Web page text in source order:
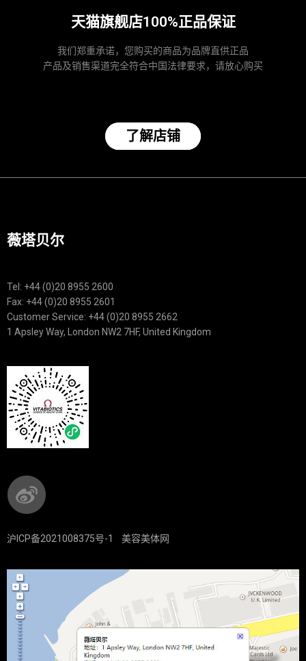
天猫旗舰店100%正品保证
我们郑重承诺，您购买的商品为品牌直供正品
产品及销售渠道完全符合中国法律要求，请放心购买
了解店铺
薇塔贝尔
Tel: +44 (0)20 8955 2600
Fax: +44 (0)20 8955 2601
Customer Service: +44 (0)20 8955 2662
1 Apsley Way, London NW2 7HF, United Kingdom
沪ICP备2021008375号-1 美容美体网